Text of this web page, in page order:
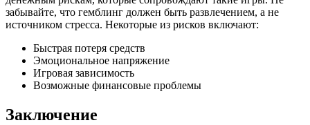
забывайте, что гемблинг должен быть развлечением, а не
источником стресса. Некоторые из рисков включают:
Быстрая потеря средств
Эмоциональное напряжение
Игровая зависимость
Возможные финансовые проблемы
Заключение